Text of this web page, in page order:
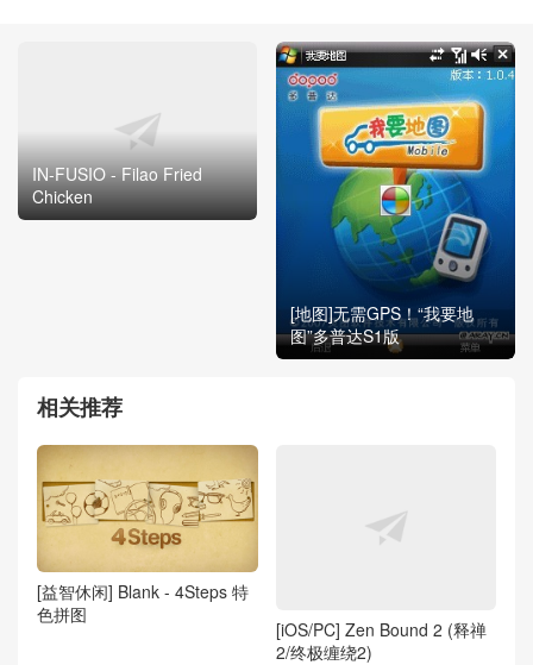
IN-FUSIO - Filao Fried
Chicken
[地图]无需GPS！“我要地
图”多普达S1版
相关推荐
[益智休闲] Blank - 4Steps 特
色拼图
[iOS/PC] Zen Bound 2 (释禅
2/终极缠绕2)